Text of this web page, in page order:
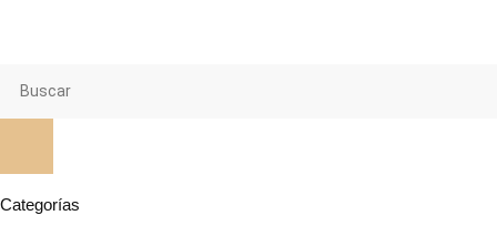
Categorías